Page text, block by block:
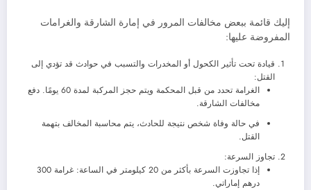
إليك قائمة ببعض مخالفات المرور في إمارة الشارقة والغرامات
المفروضة عليها:
قيادة تحت تأثير الكحول أو المخدرات والتسبب في حوادث قد تؤدي إلى
القتل:
الغرامة تحدد من قبل المحكمة ويتم حجز المركبة لمدة 60 يومًا. دفع
مخالفات الشارقة.
في حالة وفاة شخص نتيجة للحادث، يتم محاسبة المخالف بتهمة
القتل.
تجاوز السرعة:
إذا تجاوزت السرعة بأكثر من 20 كيلومتر في الساعة: غرامة 300
درهم إماراتي.